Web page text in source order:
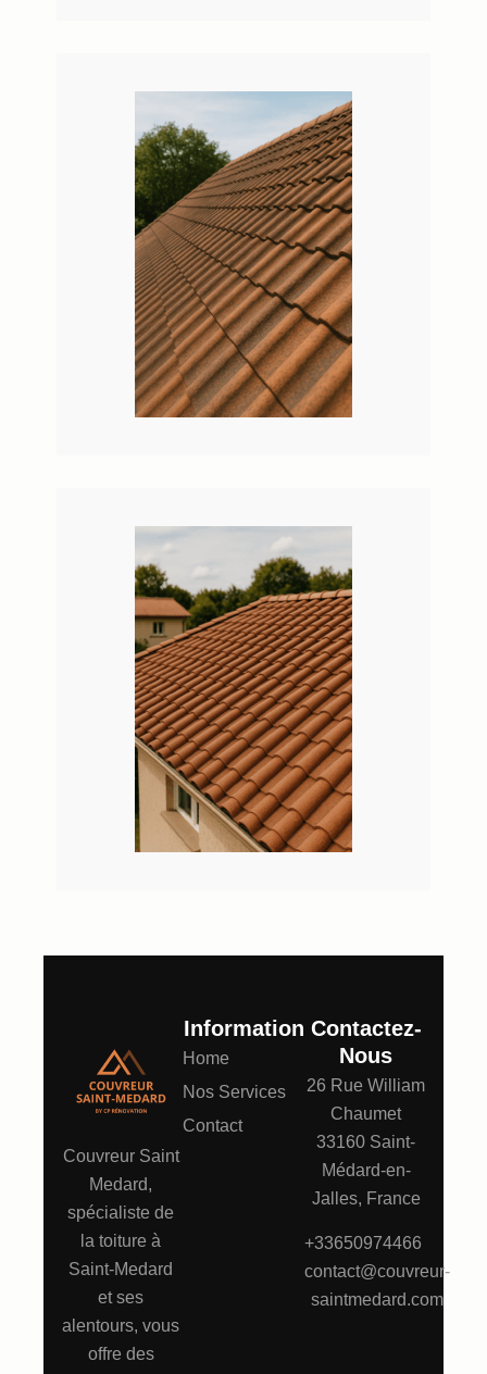
Couvreur Saint
Medard,
spécialiste de
la toiture à
Saint-Medard
et ses
alentours, vous
offre des
Information
Home
Nos Services
Contact
Contactez-
Nous
26 Rue William
Chaumet
33160 Saint-
Médard-en-
Jalles, France
+33650974466
contact@couvreur-
saintmedard.com